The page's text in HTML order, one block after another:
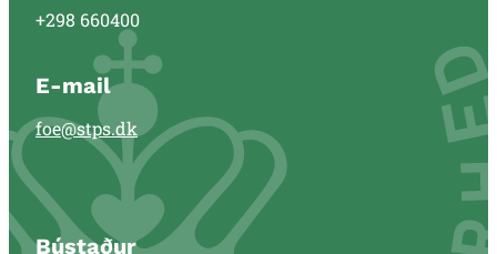
+298 660400
E-mail
foe@stps.dk
Bústaður